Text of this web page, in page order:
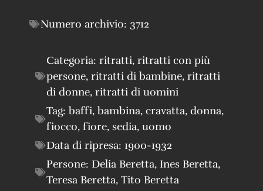
Numero archivio: 3712
Categoria: ritratti, ritratti con più
persone, ritratti di bambine, ritratti
di donne, ritratti di uomini
Tag: baffi, bambina, cravatta, donna,
fiocco, fiore, sedia, uomo
Data di ripresa: 1900-1932
Persone: Delia Beretta, Ines Beretta,
Teresa Beretta, Tito Beretta